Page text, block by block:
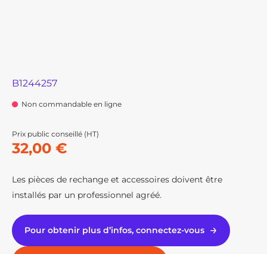
B1244257
Non commandable en ligne
Prix public conseillé (HT)
32,00 €
Les pièces de rechange et accessoires doivent être
installés par un professionnel agréé.
Pour obtenir plus d’infos, connectez-vous